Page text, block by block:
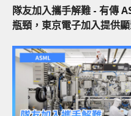
隊友加入攜手解難 - 有傳
瓶頸，東京電子加入提供